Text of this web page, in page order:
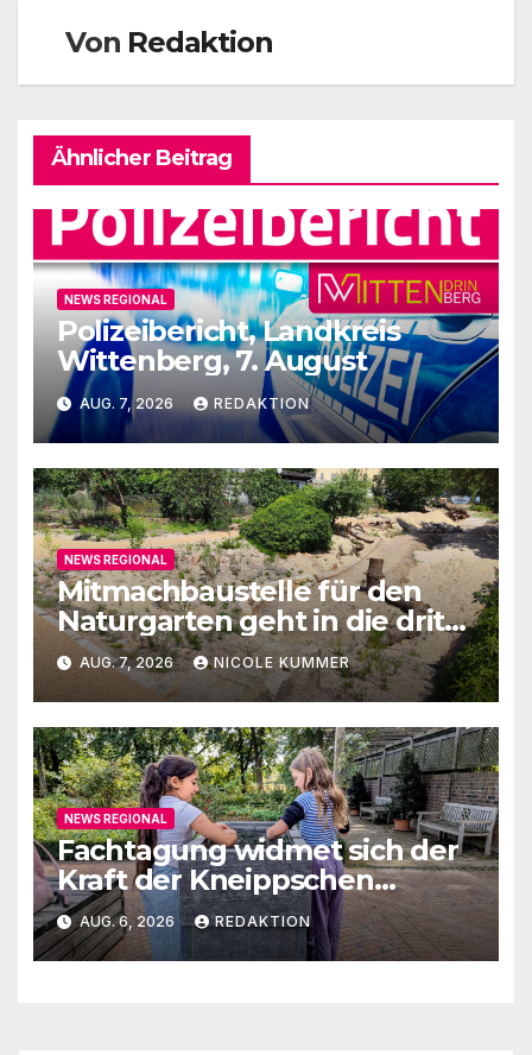
Von Redaktion
Ähnlicher Beitrag
NEWS REGIONAL
Polizeibericht, Landkreis
Wittenberg, 7. August
AUG. 7, 2026 REDAKTION
NEWS REGIONAL
Mitmachbaustelle für den
Naturgarten geht in die dritte
Runde
AUG. 7, 2026 NICOLE KUMMER
NEWS REGIONAL
Fachtagung widmet sich der
Kraft der Kneippschen
Elemente
AUG. 6, 2026 REDAKTION